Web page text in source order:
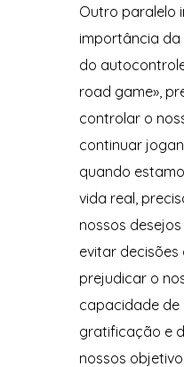
Outro paralelo
importância
do
road game»,
controlar o
continuar
quando
vida real,
nossos
evitar decisões
prejudicar o
capacidade de
gratificação e
nossos